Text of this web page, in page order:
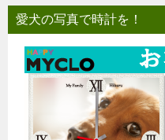
愛犬の写真で時計を！